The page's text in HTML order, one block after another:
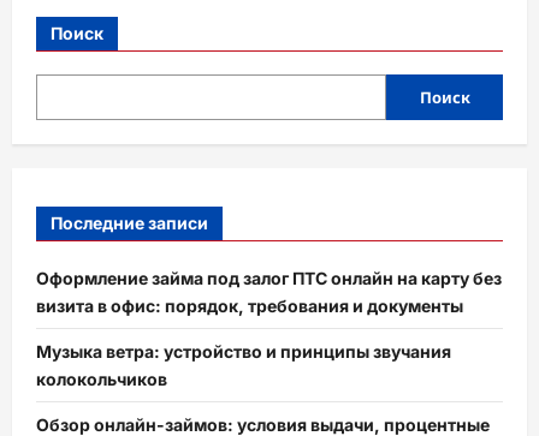
Поиск
Поиск
Последние записи
Оформление займа под залог ПТС онлайн на карту без
визита в офис: порядок, требования и документы
Музыка ветра: устройство и принципы звучания
колокольчиков
Обзор онлайн-займов: условия выдачи, процентные